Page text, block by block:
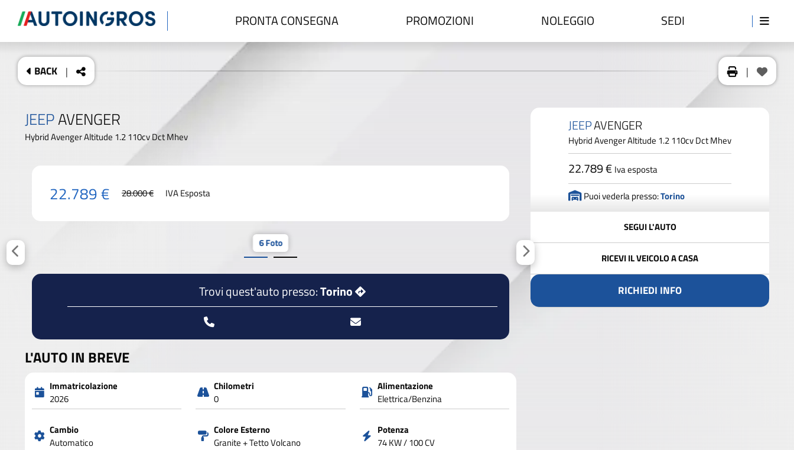
PRONTA CONSEGNA PROMOZIONI NOLEGGIO SEDI
BACK | |
JEEPAVENGER
Hybrid Avenger Altitude 1.2 110cv Dct Mhev
22.789 € 28.000 € IVA Esposta
6 Foto
Trovi quest'auto presso:Torino
L'AUTO IN BREVE
Immatricolazione
2026
Chilometri
0
Alimentazione
Elettrica/Benzina
Cambio
Automatico
Colore Esterno
Granite + Tetto Volcano
Potenza
74 KW / 100 CV
JEEPAVENGER
Hybrid Avenger Altitude 1.2 110cv Dct Mhev
22.789 € Iva esposta
Puoi vederla presso:Torino
SEGUI L'AUTO
RICEVI IL VEICOLO A CASA
RICHIEDI INFO